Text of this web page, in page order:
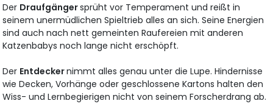
Der Draufgängersprüht vor Temperament und reißt in
seinem unermüdlichen Spieltrieb alles an sich. Seine Energien
sind auch nach nett gemeinten Raufereien mit anderen
Katzenbabys noch lange nicht erschöpft.
Der Entdeckernimmt alles genau unter die Lupe. Hindernisse
wie Decken, Vorhänge oder geschlossene Kartons halten den
Wiss- und Lernbegierigen nicht von seinem Forscherdrang ab.